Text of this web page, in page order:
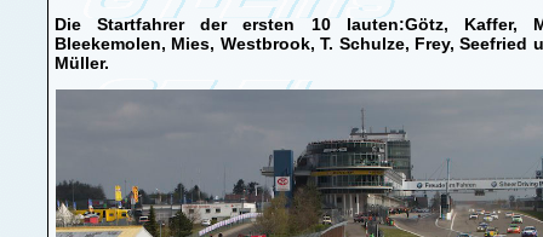
Die Startfahrer der ersten 10 lauten:Götz, Kaffer,
Bleekemolen, Mies, Westbrook, T. Schulze, Frey, Seefried
Müller.